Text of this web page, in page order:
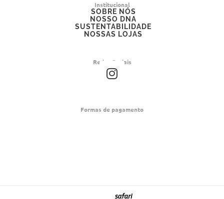
Institucional
SOBRE NÓS
NOSSO DNA
SUSTENTABILIDADE
NOSSAS LOJAS
Redes Sociais
I
n
t
Formas de pagamento